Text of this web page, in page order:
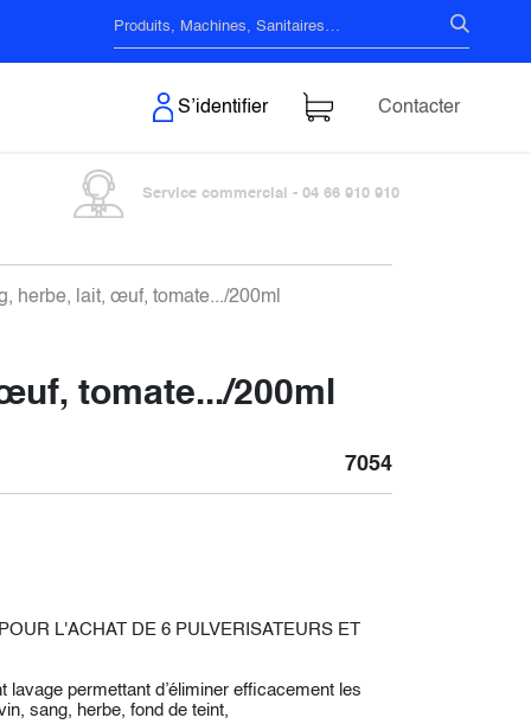
S’identifier Contacter
Service commercial - 04 66 910 910
herbe, lait, œuf, tomate.../200ml
tomate.../200ml
7054
L'ACHAT DE 6 PULVERISATEURS ET
lavage permettant d’éliminer efficacement les
sang, herbe, fond de teint,